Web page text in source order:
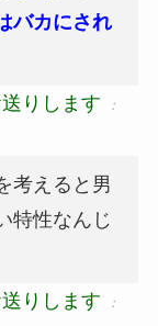
バカにされ
りします ：
考えると男
特性なんじ
りします ：